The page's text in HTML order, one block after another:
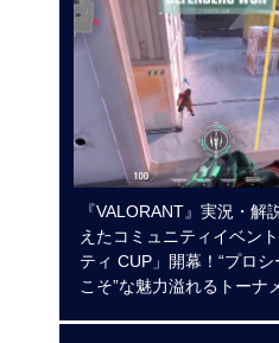
『VALORANT』実況・解
えたコミュニティイベン
ティ CUP」開幕！“プロ
こそ”な魅力溢れるトーナ